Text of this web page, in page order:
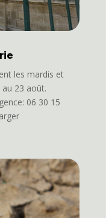
les mardis et
23 août.
06 30 15